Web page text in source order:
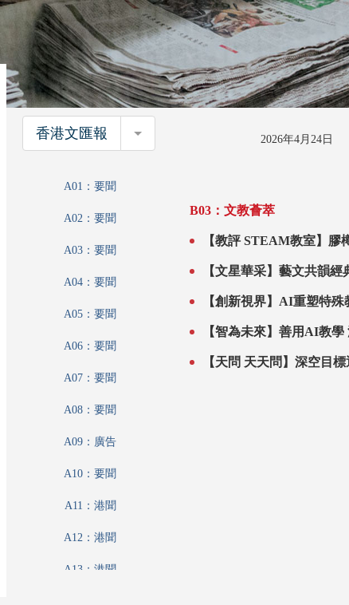
香港文匯報 香港文匯報 2026年4月24日
A01：要聞
A02：要聞
A03：要聞
A04：要聞
A05：要聞
A06：要聞
A07：要聞
A08：要聞
A09：廣告
A10：要聞
A11：港聞
A12：港聞
A13：港聞
B03：文教薈萃